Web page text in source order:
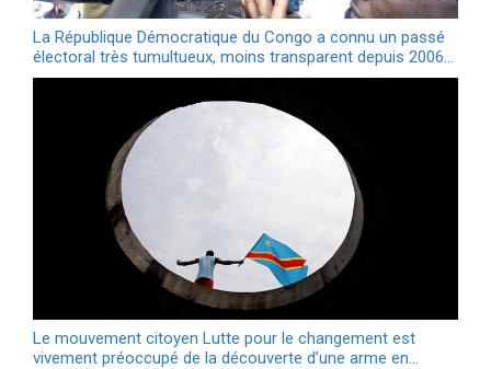
La République Démocratique du Congo a connu un passé
électoral très tumultueux, moins transparent depuis 2006…
Le mouvement citoyen Lutte pour le changement est
vivement préoccupé de la découverte d’une arme en…